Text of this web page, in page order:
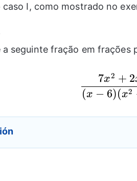
I, como mostrado no
a seguinte fração em frações
(x − 6)(x2
7x2 + 2